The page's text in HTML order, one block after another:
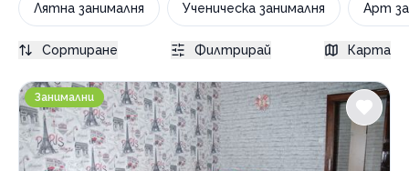
Лятна занималня Ученическа занималня Арт
Занималня образователен център ИНТЕРАКАДЕМИ
Занимални
Сортиране Филтрирай Карта
София
Услуги
Арт занималня